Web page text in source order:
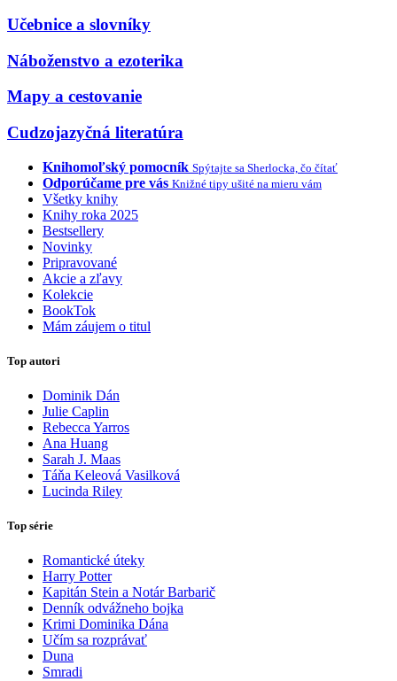
Učebnice a slovníky
Náboženstvo a ezoterika
Mapy a cestovanie
Cudzojazyčná literatúra
Knihomoľský pomocník Spýtajte sa Sherlocka, čo čítať
Odporúčame pre vás Knižné tipy ušité na mieru vám
Všetky knihy
Knihy roka 2025
Bestsellery
Novinky
Pripravované
Akcie a zľavy
Kolekcie
BookTok
Mám záujem o titul
Top autori
Dominik Dán
Julie Caplin
Rebecca Yarros
Ana Huang
Sarah J. Maas
Táňa Keleová Vasilková
Lucinda Riley
Top série
Romantické úteky
Harry Potter
Kapitán Stein a Notár Barbarič
Denník odvážneho bojka
Krimi Dominika Dána
Učím sa rozprávať
Duna
Smradi